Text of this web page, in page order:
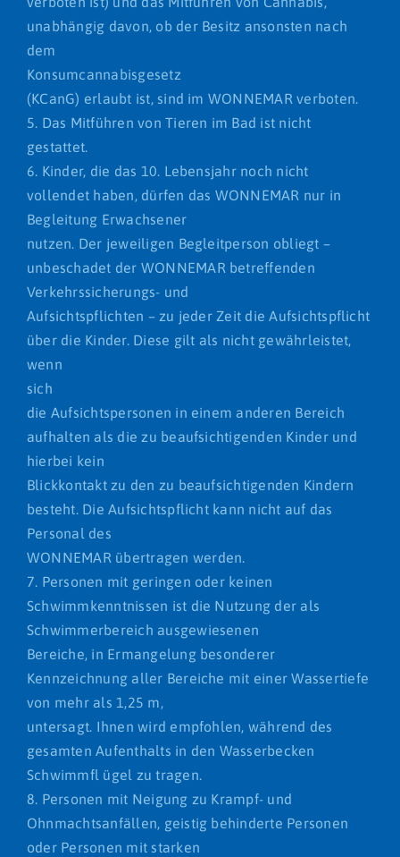
unabhängig davon, ob der Besitz ansonsten nach
dem
Konsumcannabisgesetz
(KCanG) erlaubt ist, sind im WONNEMAR verboten.
5. Das Mitführen von Tieren im Bad ist nicht
gestattet.
6. Kinder, die das 10. Lebensjahr noch nicht
vollendet haben, dürfen das WONNEMAR nur in
Begleitung Erwachsener
nutzen. Der jeweiligen Begleitperson obliegt –
unbeschadet der WONNEMAR betreffenden
Verkehrssicherungs- und
Aufsichtspflichten – zu jeder Zeit die Aufsichtspflicht
über die Kinder. Diese gilt als nicht gewährleistet,
wenn
sich
die Aufsichtspersonen in einem anderen Bereich
aufhalten als die zu beaufsichtigenden Kinder und
hierbei kein
Blickkontakt zu den zu beaufsichtigenden Kindern
besteht. Die Aufsichtspflicht kann nicht auf das
Personal des
WONNEMAR übertragen werden.
7. Personen mit geringen oder keinen
Schwimmkenntnissen ist die Nutzung der als
Schwimmerbereich ausgewiesenen
Bereiche, in Ermangelung besonderer
Kennzeichnung aller Bereiche mit einer Wassertiefe
von mehr als 1,25 m,
untersagt. Ihnen wird empfohlen, während des
gesamten Aufenthalts in den Wasserbecken
Schwimmfl ügel zu tragen.
8. Personen mit Neigung zu Krampf- und
Ohnmachtsanfällen, geistig behinderte Personen
oder Personen mit starken